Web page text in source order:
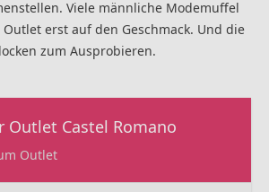
Viele männliche Modemuffel
erst auf den Geschmack. Und die
zum Ausprobieren.
Outlet Castel Romano
Outlet